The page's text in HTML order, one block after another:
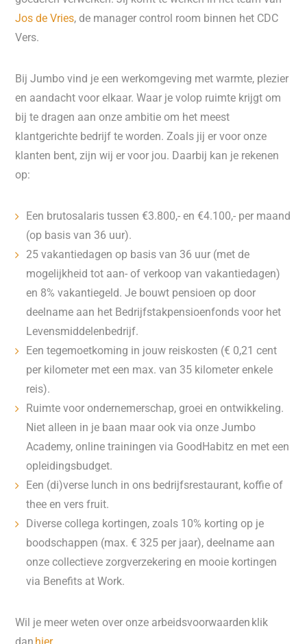
Jos de Vries, de manager control room binnen het CDC
Vers.
Bij Jumbo vind je een werkomgeving met warmte, plezier
en aandacht voor elkaar. Waar je volop ruimte krijgt om
bij te dragen aan onze ambitie om het meest
klantgerichte bedrijf te worden. Zoals jij er voor onze
klanten bent, zijn wij er voor jou. Daarbij kan je rekenen
op:
Een brutosalaris tussen €3.800,- en €4.100,- per maand
(op basis van 36 uur).
25 vakantiedagen op basis van 36 uur (met de
mogelijkheid tot aan- of verkoop van vakantiedagen)
en 8% vakantiegeld. Je bouwt pensioen op door
deelname aan het Bedrijfstakpensioenfonds voor het
Levensmiddelenbedrijf.
Een tegemoetkoming in jouw reiskosten (€ 0,21 cent
per kilometer met een max. van 35 kilometer enkele
reis).
Ruimte voor ondernemerschap, groei en ontwikkeling.
Niet alleen in je baan maar ook via onze Jumbo
Academy, online trainingen via GoodHabitz en met een
opleidingsbudget.
Een (di)verse lunch in ons bedrijfsrestaurant, koffie of
thee en vers fruit.
Diverse collega kortingen, zoals 10% korting op je
boodschappen (max. € 325 per jaar), deelname aan
onze collectieve zorgverzekering en mooie kortingen
via Benefits at Work.
Wil je meer weten over onze arbeidsvoorwaarden klik